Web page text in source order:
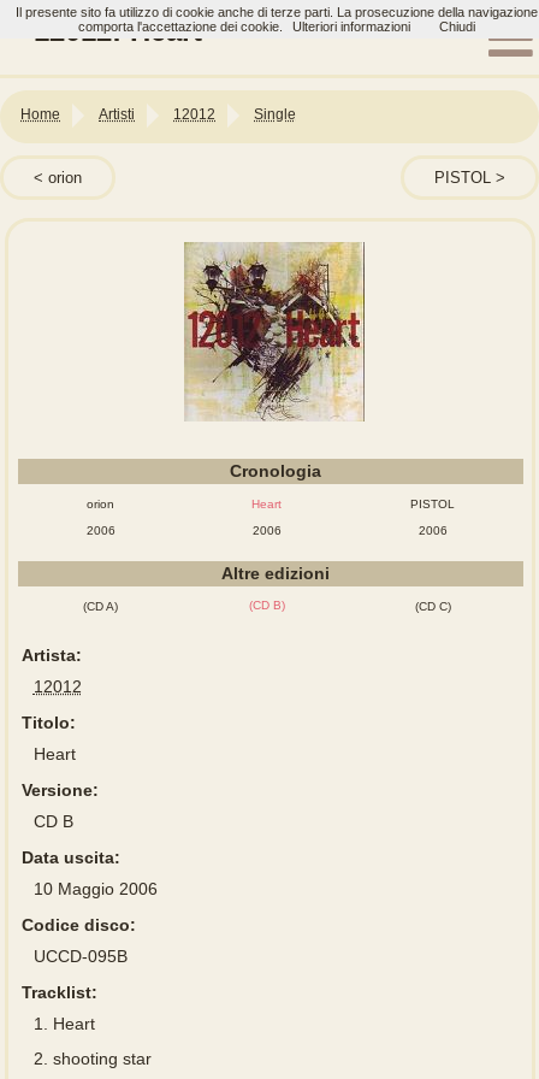
12012: Heart
Home Artisti 12012 Single
orion PISTOL
Cronologia
orion
2006
Heart
2006
PISTOL
2006
Altre edizioni
(CD A) (CD B) (CD C)
Artista:
12012
Titolo:
Heart
Versione:
CD B
Data uscita:
10 Maggio 2006
Codice disco:
UCCD-095B
Tracklist:
1.
Heart
2. shooting star
Il presente sito fa utilizzo di cookie anche di terze parti. La prosecuzione della navigazione
comporta l'accettazione dei cookie.
Ulteriori informazioni Chiudi